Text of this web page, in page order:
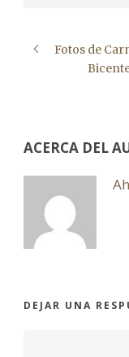
Fotos de
ACERCA DEL
DEJAR UNA